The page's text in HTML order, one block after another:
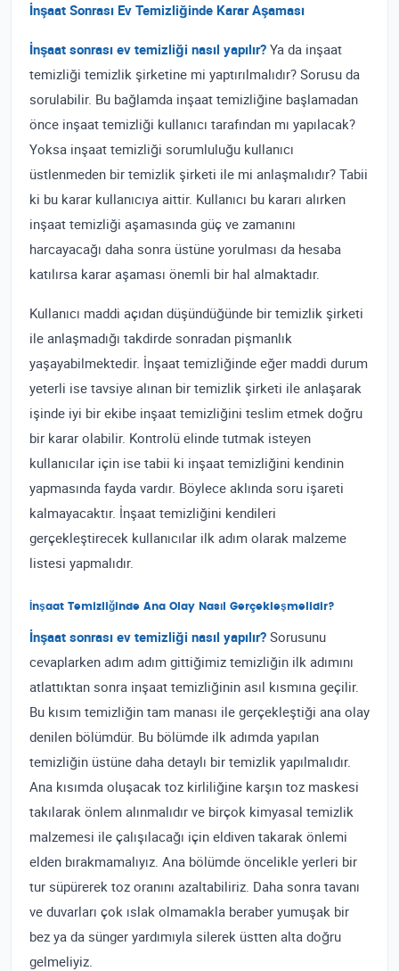
İnşaat Sonrası Ev Temizliğinde Karar Aşaması
İnşaat sonrası ev temizliği nasıl yapılır? Ya da inşaat
temizliği temizlik şirketine mi yaptırılmalıdır? Sorusu da
sorulabilir. Bu bağlamda inşaat temizliğine başlamadan
önce inşaat temizliği kullanıcı tarafından mı yapılacak?
Yoksa inşaat temizliği sorumluluğu kullanıcı
üstlenmeden bir temizlik şirketi ile mi anlaşmalıdır? Tabii
ki bu karar kullanıcıya aittir. Kullanıcı bu kararı alırken
inşaat temizliği aşamasında güç ve zamanını
harcayacağı daha sonra üstüne yorulması da hesaba
katılırsa karar aşaması önemli bir hal almaktadır.
Kullanıcı maddi açıdan düşündüğünde bir temizlik şirketi
ile anlaşmadığı takdirde sonradan pişmanlık
yaşayabilmektedir. İnşaat temizliğinde eğer maddi durum
yeterli ise tavsiye alınan bir temizlik şirketi ile anlaşarak
işinde iyi bir ekibe inşaat temizliğini teslim etmek doğru
bir karar olabilir. Kontrolü elinde tutmak isteyen
kullanıcılar için ise tabii ki inşaat temizliğini kendinin
yapmasında fayda vardır. Böylece aklında soru işareti
kalmayacaktır. İnşaat temizliğini kendileri
gerçekleştirecek kullanıcılar ilk adım olarak malzeme
listesi yapmalıdır.
İnşaat Temizliğinde Ana Olay Nasıl Gerçekleşmelidir?
İnşaat sonrası ev temizliği nasıl yapılır? Sorusunu
cevaplarken adım adım gittiğimiz temizliğin ilk adımını
atlattıktan sonra inşaat temizliğinin asıl kısmına geçilir.
Bu kısım temizliğin tam manası ile gerçekleştiği ana olay
denilen bölümdür. Bu bölümde ilk adımda yapılan
temizliğin üstüne daha detaylı bir temizlik yapılmalıdır.
Ana kısımda oluşacak toz kirliliğine karşın toz maskesi
takılarak önlem alınmalıdır ve birçok kimyasal temizlik
malzemesi ile çalışılacağı için eldiven takarak önlemi
elden bırakmamalıyız. Ana bölümde öncelikle yerleri bir
tur süpürerek toz oranını azaltabiliriz. Daha sonra tavanı
ve duvarları çok ıslak olmamakla beraber yumuşak bir
bez ya da sünger yardımıyla silerek üstten alta doğru
gelmeliyiz.